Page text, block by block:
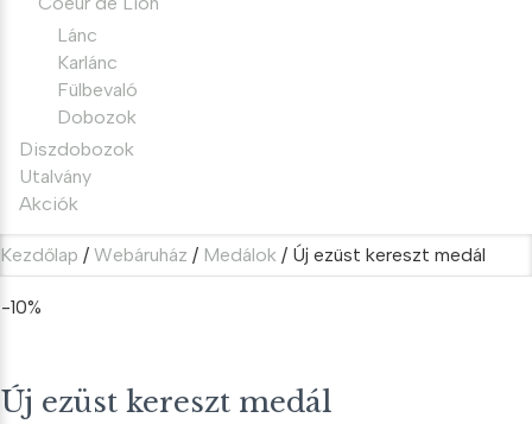
Lánc
Karlánc
Fülbevaló
Dobozok
Diszdobozok
Utalvány
Akciók
Kezdőlap / Webáruház / Medálok / Új ezüst kereszt medál
-10%
Új ezüst kereszt medál